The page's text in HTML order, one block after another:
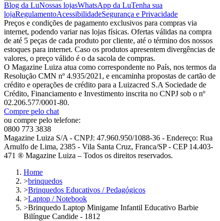
Blog da LuNossas lojasWhatsApp da LuTenha sua
lojaRegulamentoAcessibilidadeSegurança e Privacidade
Preços e condições de pagamento exclusivos para compras via
internet, podendo variar nas lojas físicas. Ofertas válidas na compra
de até 5 peças de cada produto por cliente, até o término dos nossos
estoques para internet. Caso os produtos apresentem divergências de
valores, o preço válido é o da sacola de compras.
O Magazine Luiza atua como correspondente no País, nos termos da
Resolução CMN nº 4.935/2021, e encaminha propostas de cartão de
crédito e operações de crédito para a Luizacred S.A Sociedade de
Crédito, Financiamento e Investimento inscrita no CNPJ sob o nº
02.206.577/0001-80.
Compre pelo chat
ou compre pelo telefone:
0800 773 3838
Magazine Luiza S/A - CNPJ: 47.960.950/1088-36 - Endereço: Rua
Arnulfo de Lima, 2385 - Vila Santa Cruz, Franca/SP - CEP 14.403-
471 ® Magazine Luiza – Todos os direitos reservados.
Home
>brinquedos
>Brinquedos Educativos / Pedagógicos
>Laptop / Notebook
>Brinquedo Laptop Minigame Infantil Educativo Barbie
Bilíngue Candide - 1812